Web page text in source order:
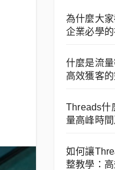
為什麼大
企業必學
什麼是流
高效獲客
Threads什
量高峰時
如何讓
整教學：